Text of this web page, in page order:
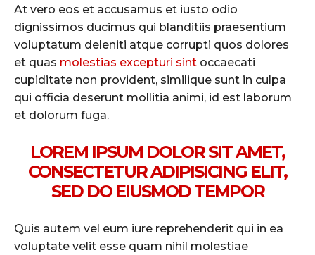
At vero eos et accusamus et iusto odio
dignissimos ducimus qui blanditiis praesentium
voluptatum deleniti atque corrupti quos dolores
et quas molestias excepturi sint occaecati
cupiditate non provident, similique sunt in culpa
qui officia deserunt mollitia animi, id est laborum
et dolorum fuga.
LOREM IPSUM DOLOR SIT AMET,
CONSECTETUR ADIPISICING ELIT,
SED DO EIUSMOD TEMPOR
Quis autem vel eum iure reprehenderit qui in ea
voluptate velit esse quam nihil molestiae